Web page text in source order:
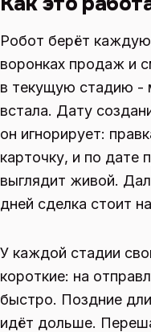
Робот берёт
воронках продаж и
в текущую стадию -
встала. Дату
он игнорирует:
карточку, и по дате
выглядит живой.
дней сделка стоит
У каждой стадии
короткие: на
быстро. Поздние
идёт дольше.